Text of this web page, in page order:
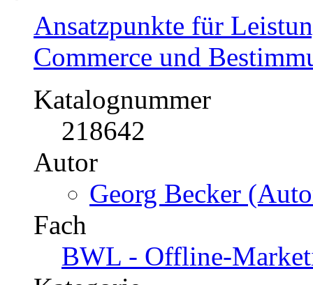
Ansatzpunkte für
Commerce und
Katalognummer
218642
Autor
Georg Becker
Fach
BWL - Offline-